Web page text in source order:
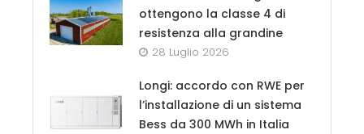
ottengono la classe 4 di
resistenza alla grandine
28 Luglio 2026
Longi: accordo con RWE per
l’installazione di un sistema
Bess da 300 MWh in Italia